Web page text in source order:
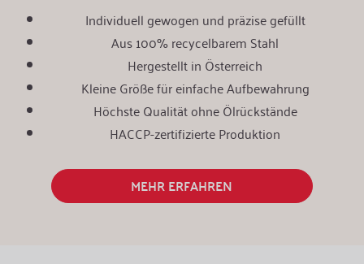
Individuell gewogen und präzise gefüllt
Aus 100% recycelbarem Stahl
Hergestellt in Österreich
Kleine Größe für einfache Aufbewahrung
Höchste Qualität ohne Ölrückstände
HACCP-zertifizierte Produktion
MEHR ERFAHREN